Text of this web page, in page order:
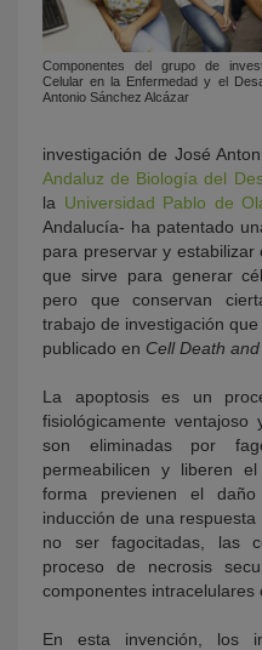
Componentes del grupo de
Celular en la Enfermedad y el
Antonio Sánchez Alcázar
investigación de José
Andaluz de Biología del
la Universidad Pablo de
Andalucía- ha patentado
para preservar y
que sirve para generar
pero que conservan
trabajo de investigación
publicado en Cell Death
La apoptosis es un
fisiológicamente
son eliminadas por
permeabilicen y liberen
forma previenen el
inducción de una
no ser fagocitadas, las
proceso de necrosis
componentes intracelulares
En esta invención, los